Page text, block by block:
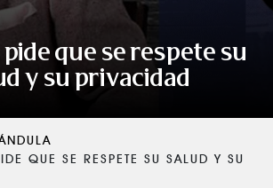
pide que se respete su
y su privacidad
QUE SE RESPETE SU SALUD Y SU